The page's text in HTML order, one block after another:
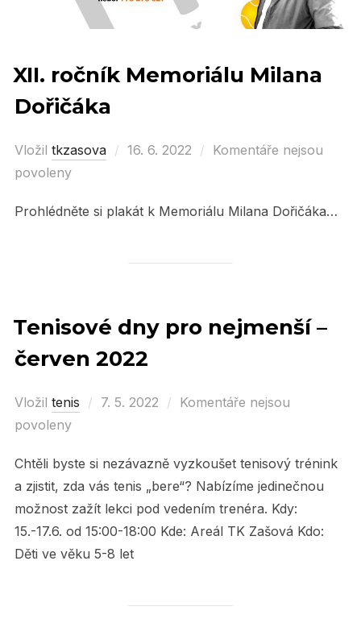
XII. ročník Memoriálu Milana
Dořičáka
Vložil tkzasova
Posted
16. 6. 2022
Komentáře nejsou
povoleny
Prohlédněte si plakát k Memoriálu Milana Dořičáka…
Tenisové dny pro nejmenší –
červen 2022
Vložil tenis
Posted
7. 5. 2022
Komentáře nejsou
povoleny
Chtěli byste si nezávazně vyzkoušet tenisový trénink
a zjistit, zda vás tenis „bere“? Nabízíme jedinečnou
možnost zažít lekci pod vedením trenéra. Kdy:
15.-17.6. od 15:00-18:00 Kde: Areál TK Zašová Kdo:
Děti ve věku 5-8 let